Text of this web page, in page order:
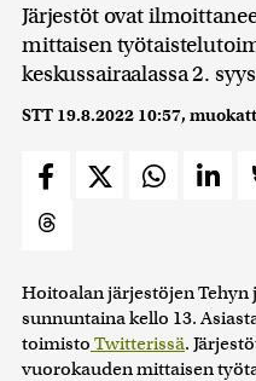
Järjestöt ovat
mittaisen
keskussairaalassa 2.
STT 19.8.2022 10:57,
Hoitoalan järjestöjen Tehyn
sunnuntaina kello 13.
toimisto Twitterissä.
vuorokauden mittaisen